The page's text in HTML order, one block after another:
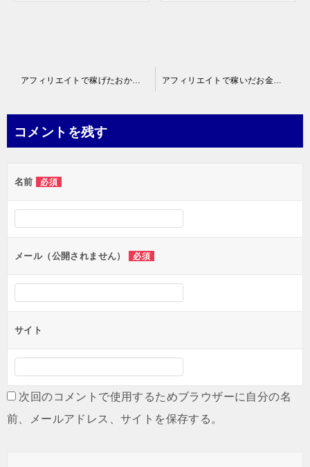
ビ
ー
シ
ョ
ン
コメントを残す
名前 必須
メール（公開されません） 必須
サイト
次回のコメントで使用するためブラウザーに自分の名
前、メールアドレス、サイトを保存する。